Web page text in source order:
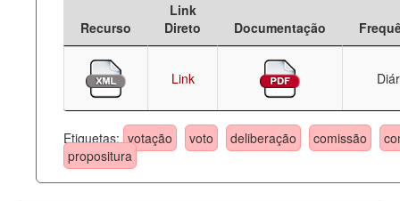
Deputados Estaduais
Administração
Legislação
Perguntas frequentes
Recurso
Link
Direto
Documentação
Link
Etiquetas: votação voto deliberação comissão
propositura